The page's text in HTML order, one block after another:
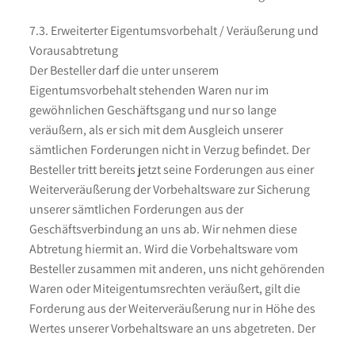
7.3. Erweiterter Eigentumsvorbehalt / Veräußerung und
Vorausabtretung
Der Besteller darf die unter unserem
Eigentumsvorbehalt stehenden Waren nur im
gewöhnlichen Geschäftsgang und nur so lange
veräußern, als er sich mit dem Ausgleich unserer
sämtlichen Forderungen nicht in Verzug befindet. Der
Besteller tritt bereits jetzt seine Forderungen aus einer
Weiterveräußerung der Vorbehaltsware zur Sicherung
unserer sämtlichen Forderungen aus der
Geschäftsverbindung an uns ab. Wir nehmen diese
Abtretung hiermit an. Wird die Vorbehaltsware vom
Besteller zusammen mit anderen, uns nicht gehörenden
Waren oder Miteigentumsrechten veräußert, gilt die
Forderung aus der Weiterveräußerung nur in Höhe des
Wertes unserer Vorbehaltsware an uns abgetreten. Der